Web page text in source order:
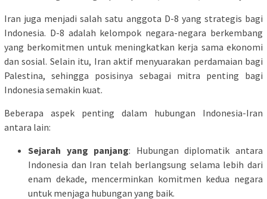
Iran juga menjadi salah satu anggota D-8 yang strategis bagi
Indonesia. D-8 adalah kelompok negara-negara berkembang
yang berkomitmen untuk meningkatkan kerja sama ekonomi
dan sosial. Selain itu, Iran aktif menyuarakan perdamaian bagi
Palestina, sehingga posisinya sebagai mitra penting bagi
Indonesia semakin kuat.
Beberapa aspek penting dalam hubungan Indonesia-Iran
antara lain:
Sejarah yang panjang: Hubungan diplomatik antara
Indonesia dan Iran telah berlangsung selama lebih dari
enam dekade, mencerminkan komitmen kedua negara
untuk menjaga hubungan yang baik.